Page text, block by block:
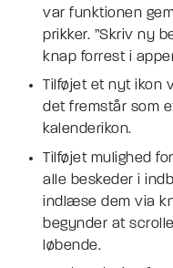
var funktionen
prikker. ”Skriv ny
knap forrest i
Tilføjet et nyt ikon
det fremstår som
kalenderikon.
Tilføjet mulighed
alle beskeder i
indlæse dem via
begynder at
løbende.